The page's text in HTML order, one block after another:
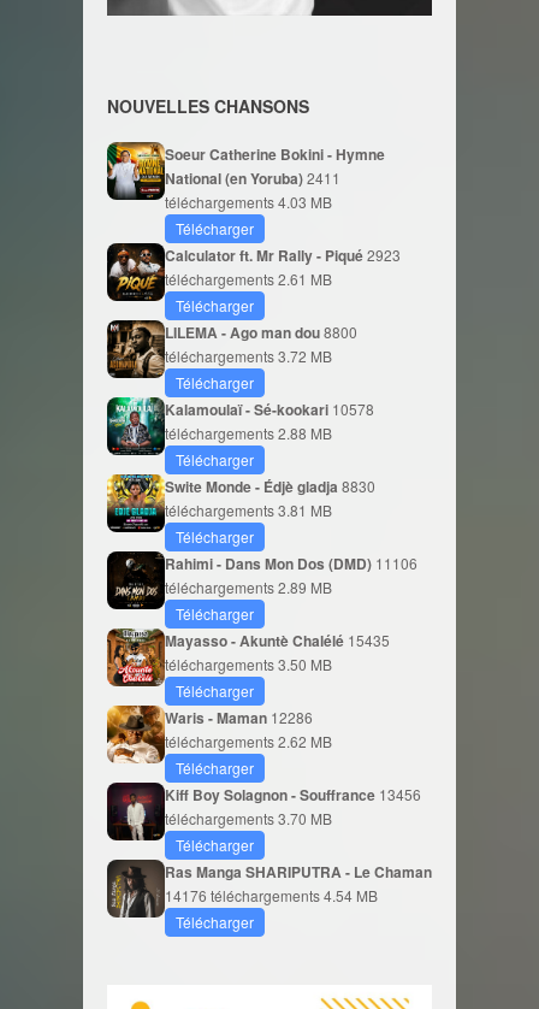
NOUVELLES CHANSONS
Soeur Catherine Bokini - Hymne
National (en Yoruba)2411
téléchargements4.03 MB
Télécharger
Calculator ft. Mr Rally - Piqué2923
téléchargements2.61 MB
Télécharger
LILEMA - Ago man dou8800
téléchargements3.72 MB
Télécharger
Kalamoulaï - Sé-kookari 10578
téléchargements2.88 MB
Télécharger
Swite Monde - Édjè gladja 8830
téléchargements3.81 MB
Télécharger
Rahimi - Dans Mon Dos (DMD) 11106
téléchargements2.89 MB
Télécharger
Mayasso - Akuntè Chalélé 15435
téléchargements3.50 MB
Télécharger
Waris - Maman 12286
téléchargements2.62 MB
Télécharger
Kiff Boy Solagnon - Souffrance 13456
téléchargements3.70 MB
Télécharger
Ras Manga SHARIPUTRA - Le Chaman
14176 téléchargements4.54 MB
Télécharger